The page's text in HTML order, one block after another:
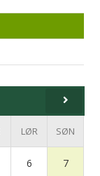
LØR SØN
6 7